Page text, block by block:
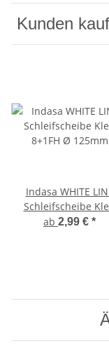
Kunden
Indasa WHITE
Schleifscheibe
8+1FH Ø 125mm
ab 2,99 € *